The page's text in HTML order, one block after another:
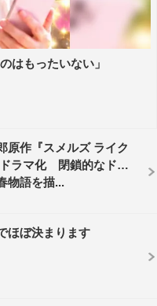
回、原作者の永井三郎先
ー、現場の皆さん、そし
に愛を持って撮影に臨
さ。
る閉塞感、そして人を
ら皆さんに見ていただ
はもったいない」
原作『スメルズ ライク
ラマ化 閉鎖的なド田
物語を描...
ほぼ決まります